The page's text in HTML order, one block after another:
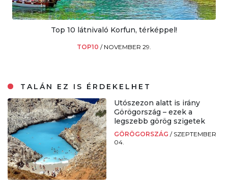
Top 10 látnivaló Korfun, térképpel!
TOP10 / NOVEMBER 29.
TALÁN EZ IS ÉRDEKELHET
Utószezon alatt is irány
Görögország – ezek a
legszebb görög szigetek
GÖRÖGORSZÁG / SZEPTEMBER
04.